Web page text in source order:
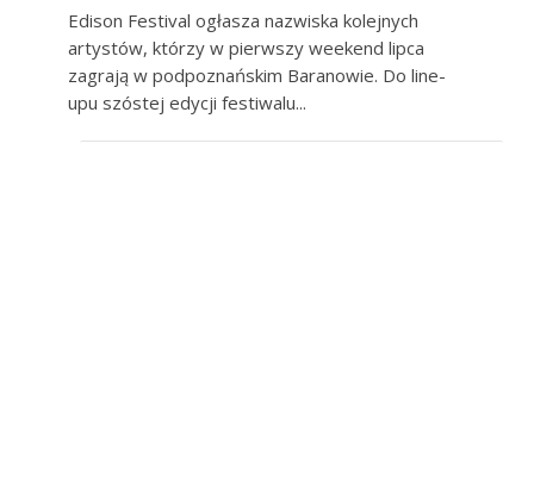
Edison Festival ogłasza nazwiska kolejnych
artystów, którzy w pierwszy weekend lipca
zagrają w podpoznańskim Baranowie. Do line-
upu szóstej edycji festiwalu...